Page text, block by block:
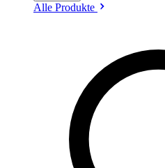
Alle Produkte